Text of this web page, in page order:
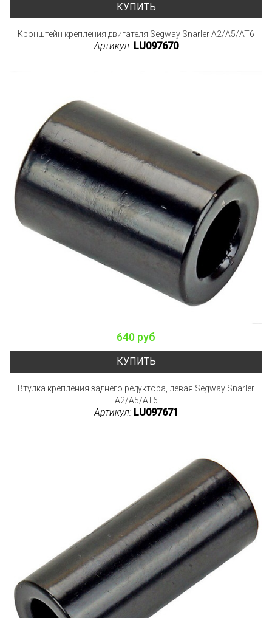
КУПИТЬ
Кронштейн крепления двигателя Segway Snarler A2/A5/AT6
Артикул: LU097670
640 руб
КУПИТЬ
Втулка крепления заднего редуктора, левая Segway Snarler
A2/A5/AT6
Артикул: LU097671